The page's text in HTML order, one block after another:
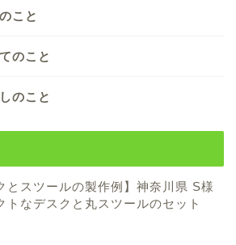
こと
のこと
のこと
とスツールの製作例】神奈川県 S様
トなデスクと丸スツールのセット